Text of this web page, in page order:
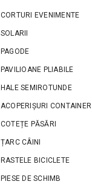
CORTURI EVENIMENTE
SOLARII
PAGODE
PAVILIOANE PLIABILE
HALE SEMIROTUNDE
ACOPERIȘURI CONTAINER
COTEȚE PĂSĂRI
ȚARC CÂINI
RASTELE BICICLETE
PIESE DE SCHIMB